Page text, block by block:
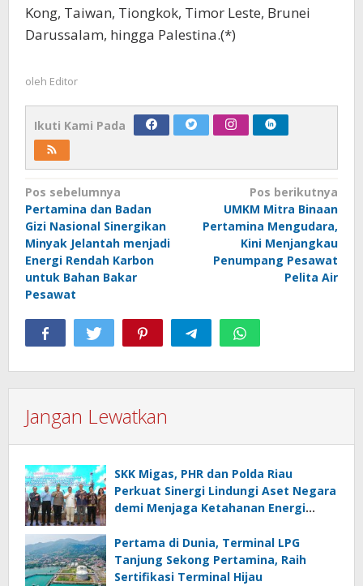
Kong, Taiwan, Tiongkok, Timor Leste, Brunei
Darussalam, hingga Palestina.(*)
oleh Editor
Ikuti Kami Pada
Navigasi
pos
Pos sebelumnya
Pertamina dan Badan
Gizi Nasional Sinergikan
Minyak Jelantah menjadi
Energi Rendah Karbon
untuk Bahan Bakar
Pesawat
Pos berikutnya
UMKM Mitra Binaan
Pertamina Mengudara,
Kini Menjangkau
Penumpang Pesawat
Pelita Air
Jangan Lewatkan
SKK Migas, PHR dan Polda Riau
Perkuat Sinergi Lindungi Aset Negara
demi Menjaga Ketahanan Energi
Pertama di Dunia, Terminal LPG
Tanjung Sekong Pertamina, Raih
Sertifikasi Terminal Hijau